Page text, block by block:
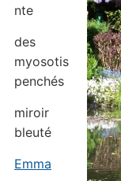
nte
des
myosotis
penchés
miroir
bleuté
Emma